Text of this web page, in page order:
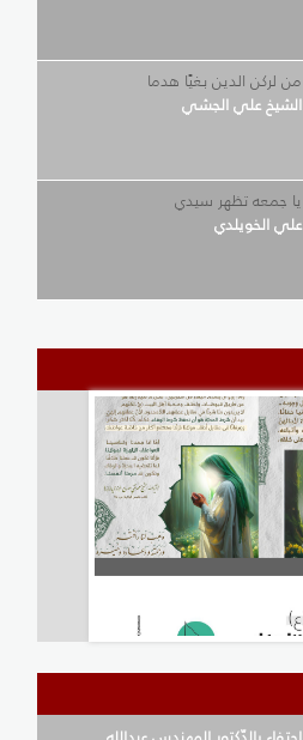
من لركن الدين بغيًا هدما
الشيخ علي الجشي
يا جمعه تظهر سيدي
علي الخويلدي